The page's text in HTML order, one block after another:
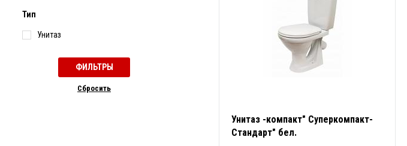
Тип
Унитаз
Cбросить
Унитаз -компакт" Суперкомпакт-
Стандарт" бел.